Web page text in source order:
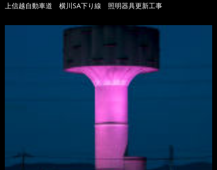
上信越自動車道 横川SA下り線 照明器具更新工事